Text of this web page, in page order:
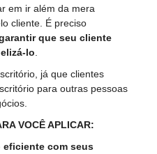
em ir além da mera
cliente. É preciso
que seu cliente
lo
já que clientes
para outras pessoas
VOCÊ APLICAR:
eficiente com seus